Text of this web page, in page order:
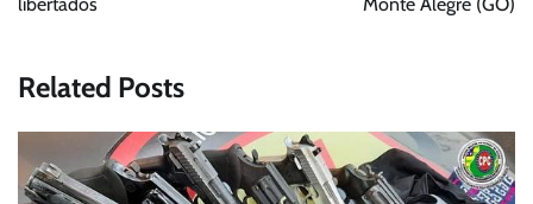
Related Posts